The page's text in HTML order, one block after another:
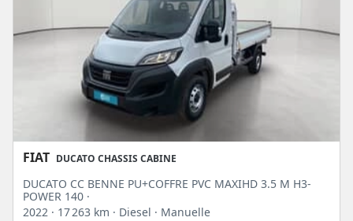
FIAT DUCATO CHASSIS CABINE
DUCATO CC BENNE PU+COFFRE PVC MAXIHD 3.5 M H3-
POWER 140 ·
2022 · 17 263 km · Diesel · Manuelle